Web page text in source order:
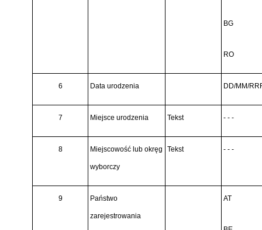
BG
RO
6 Data urodzenia DD/MM/
7 Miejsce urodzenia Tekst - - -
8 Miejscowość lub okręg
wyborczy
Tekst - - -
9 Państwo
zarejestrowania
AT